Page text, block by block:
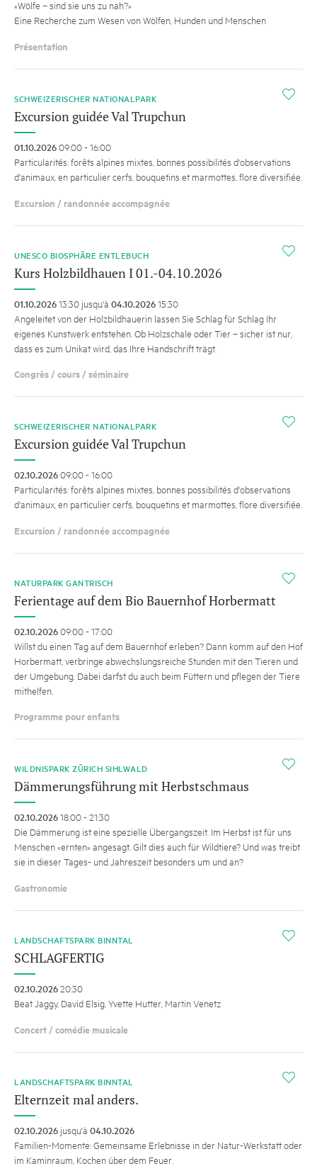
«Wölfe – sind sie uns zu nah?»
Eine Recherche zum Wesen von Wölfen, Hunden und Menschen
Présentation
i
SCHWEIZERISCHER NATIONALPARK
Excursion guidée Val Trupchun
01.10.202609:00 - 16:00
Particularités: forêts alpines mixtes, bonnes possibilités d'observations
d'animaux, en particulier cerfs, bouquetins et marmottes, flore diversifiée.
Excursion / randonnée accompagnée
i
UNESCO BIOSPHÄRE ENTLEBUCH
Kurs Holzbildhauen I 01.-04.10.2026
01.10.202613:30 jusqu'à 04.10.202615:30
Angeleitet von der Holzbildhauerin lassen Sie Schlag für Schlag Ihr
eigenes Kunstwerk entstehen. Ob Holzschale oder Tier – sicher ist nur,
dass es zum Unikat wird, das Ihre Handschrift trägt.
Congrès / cours / séminaire
i
SCHWEIZERISCHER NATIONALPARK
Excursion guidée Val Trupchun
02.10.202609:00 - 16:00
Particularités: forêts alpines mixtes, bonnes possibilités d'observations
d'animaux, en particulier cerfs, bouquetins et marmottes, flore diversifiée.
Excursion / randonnée accompagnée
i
NATURPARK GANTRISCH
Ferientage auf dem Bio Bauernhof Horbermatt
02.10.202609:00 - 17:00
Willst du einen Tag auf dem Bauernhof erleben? Dann komm auf den Hof
Horbermatt, verbringe abwechslungsreiche Stunden mit den Tieren und
der Umgebung. Dabei darfst du auch beim Füttern und pflegen der Tiere
mithelfen.
Programme pour enfants
i
WILDNISPARK ZÜRICH SIHLWALD
Dämmerungsführung mit Herbstschmaus
02.10.202618:00 - 21:30
Die Dämmerung ist eine spezielle Übergangszeit. Im Herbst ist für uns
Menschen «ernten» angesagt. Gilt dies auch für Wildtiere? Und was treibt
sie in dieser Tages- und Jahreszeit besonders um und an?
Gastronomie
i
LANDSCHAFTSPARK BINNTAL
SCHLAGFERTIG
02.10.202620:30
Beat Jaggy, David Elsig, Yvette Hutter, Martin Venetz
Concert / comédie musicale
i
LANDSCHAFTSPARK BINNTAL
Elternzeit mal anders.
02.10.2026 jusqu'à 04.10.2026
Familien-Momente: Gemeinsame Erlebnisse in der Natur-Werkstatt oder
im Kaminraum, Kochen über dem Feuer.